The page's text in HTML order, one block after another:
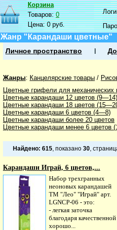
Корзина
Товаров:0
Цена:0 руб.
Жанр "Карандаши цветные"
Личное пространство
Жанры: Канцелярские товары /
Цветные грифели для механических
Цветные карандаши 12 цветов (9—14)
Цветные карандаши 18 цветов
Цветные карандаши 6 цветов (4—8)
Цветные карандаши более 20 цветов
Цветные карандаши менее 6 цветов
Найдено: 615, показано 30,
Карандаши Играй, 6 цветов,...
Набор трехгранных
неоновых карандашей
ТМ "Лео" "Играй" арт.
LGNCP-06 - это:
- легкая заточка
благодаря качественной
хорошо...